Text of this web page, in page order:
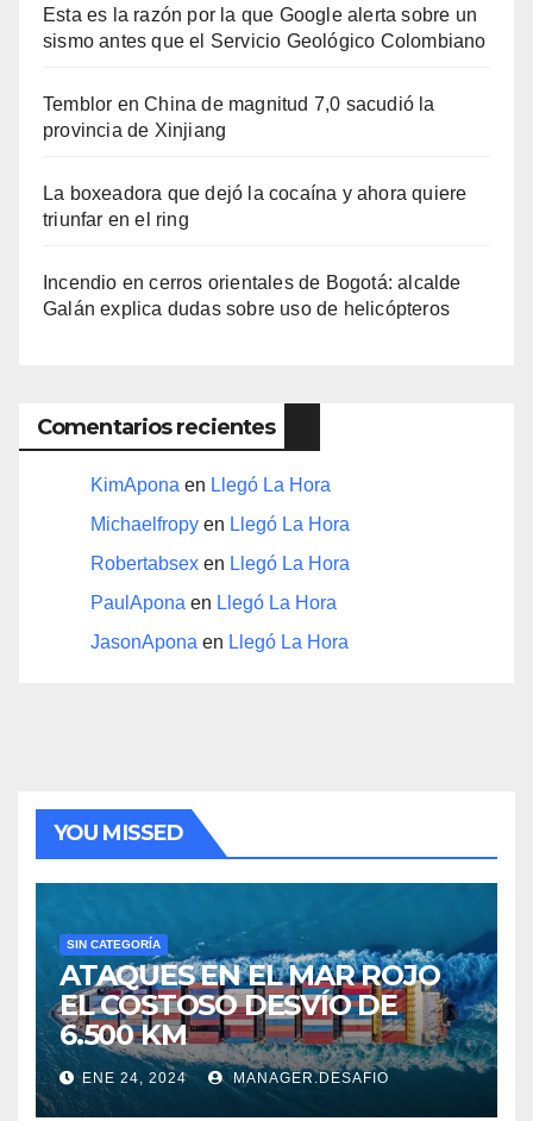
Esta es la razón por la que Google alerta sobre un
sismo antes que el Servicio Geológico Colombiano
Temblor en China de magnitud 7,0 sacudió la
provincia de Xinjiang
La boxeadora que dejó la cocaína y ahora quiere
triunfar en el ring​
Incendio en cerros orientales de Bogotá: alcalde
Galán explica dudas sobre uso de helicópteros
Comentarios recientes
KimApona en Llegó La Hora
Michaelfropy en Llegó La Hora
Robertabsex en Llegó La Hora
PaulApona en Llegó La Hora
JasonApona en Llegó La Hora
YOU MISSED
SIN CATEGORÍA
ATAQUES EN EL MAR ROJO
EL COSTOSO DESVÍO DE
6.500 KM
ENE 24, 2024 MANAGER.DESAFIO